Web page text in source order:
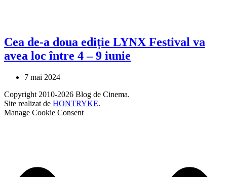
Cea de-a doua ediție LYNX Festival va
avea loc între 4 – 9 iunie
7 mai 2024
Copyright 2010-2026 Blog de Cinema.
Site realizat de HONTRYKE.
Manage Cookie Consent